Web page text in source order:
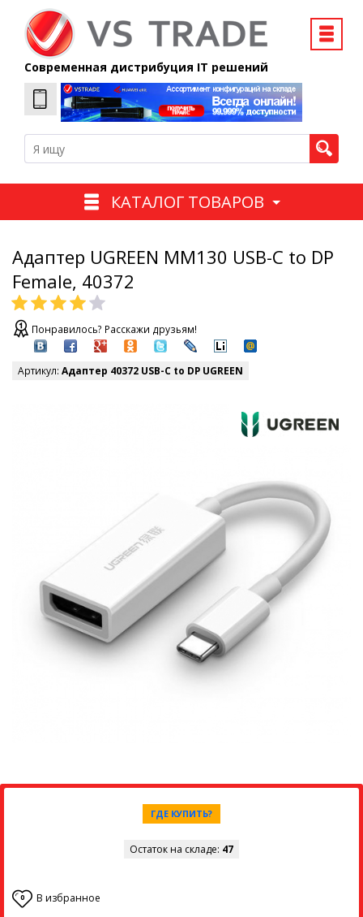
Современная дистрибуция IT решений
КАТАЛОГ ТОВАРОВ
Адаптер UGREEN MM130 USB-C to DP
Female, 40372
Понравилось? Расскажи друзьям!
Артикул: Адаптер 40372 USB-C to DP UGREEN
ГДЕ КУПИТЬ?
Остаток на складе: 47
0 В избранное